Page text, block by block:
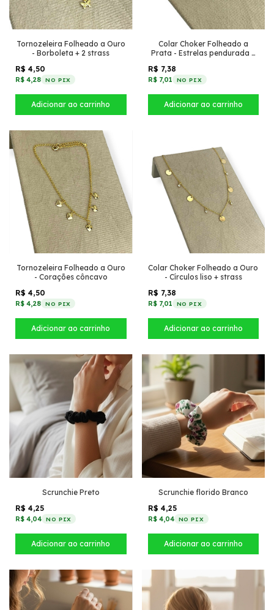
Tornozeleira Folheado a Ouro
- Borboleta + 2 strass
R$ 4,50
R$ 4,28 NO PIX
Colar Choker Folheado a
Prata - Estrelas pendurada +
R$ 7,38
R$ 7,01 NO PIX
Tornozeleira Folheado a Ouro
- Corações côncavo
R$ 4,50
R$ 4,28 NO PIX
Colar Choker Folheado a Ouro
- Círculos liso + strass
R$ 7,38
R$ 7,01 NO PIX
Scrunchie Preto
R$ 4,25
R$ 4,04 NO PIX
Scrunchie florido Branco
R$ 4,25
R$ 4,04 NO PIX